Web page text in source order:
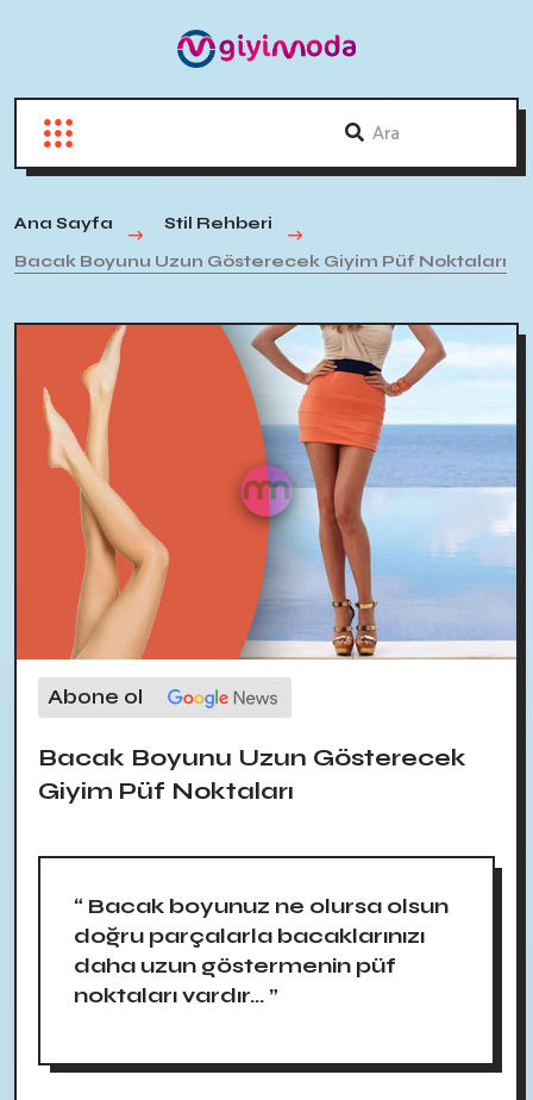
Ana Sayfa
Stil Rehberi
Bacak Boyunu Uzun Gösterecek Giyim Püf Noktaları
Abone ol
Bacak Boyunu Uzun Gösterecek
Giyim Püf Noktaları
“ Bacak boyunuz ne olursa olsun
doğru parçalarla bacaklarınızı
daha uzun göstermenin püf
noktaları vardır... ”